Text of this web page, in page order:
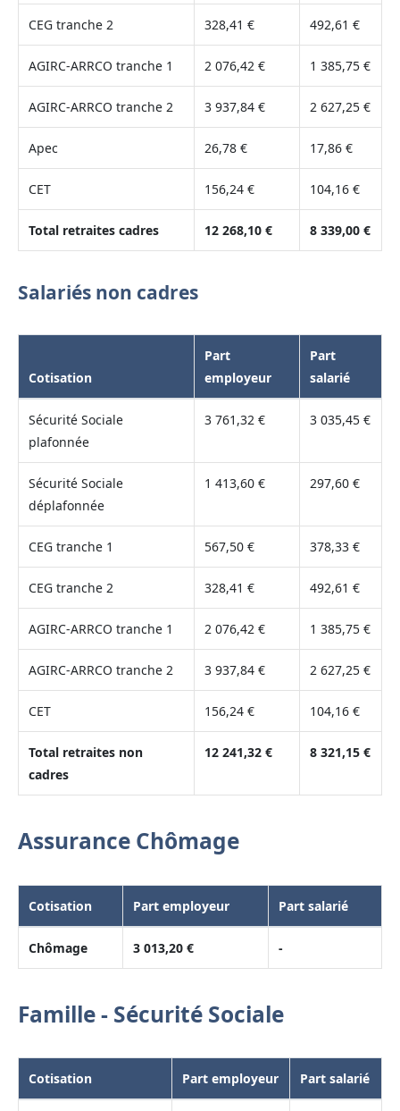
CEG tranche 2 328,41 € 492,61 €
AGIRC-ARRCO tranche 1 2 076,42 € 1 385,75 €
AGIRC-ARRCO tranche 2 3 937,84 € 2 627,25 €
Apec 26,78 € 17,86 €
CET 156,24 € 104,16 €
Total retraites cadres 12 268,10 € 8 339,00 €
Salariés non cadres
Cotisation
Part
employeur
Part
salarié
Sécurité Sociale
plafonnée
3 761,32 € 3 035,45 €
Sécurité Sociale
déplafonnée
1 413,60 € 297,60 €
CEG tranche 1 567,50 € 378,33 €
CEG tranche 2 328,41 € 492,61 €
AGIRC-ARRCO tranche 1 2 076,42 € 1 385,75 €
AGIRC-ARRCO tranche 2 3 937,84 € 2 627,25 €
CET 156,24 € 104,16 €
Total retraites non
cadres
12 241,32 € 8 321,15 €
Assurance Chômage
Cotisation Part employeur Part salarié
Chômage 3 013,20 € -
Famille - Sécurité Sociale
Cotisation Part employeur Part salarié